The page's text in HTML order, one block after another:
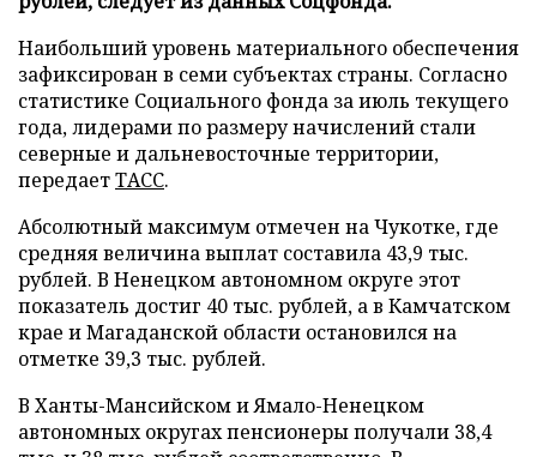
Наибольший уровень материального обеспечения
зафиксирован в семи субъектах страны. Согласно
статистике Социального фонда за июль текущего
года, лидерами по размеру начислений стали
северные и дальневосточные территории,
передаетТАСС.
Абсолютный максимум отмечен на Чукотке, где
средняя величина выплат составила 43,9 тыс.
рублей. В Ненецком автономном округе этот
показатель достиг 40 тыс. рублей, а в Камчатском
крае и Магаданской области остановился на
отметке 39,3 тыс. рублей.
В Ханты-Мансийском и Ямало-Ненецком
автономных округах пенсионеры получали 38,4